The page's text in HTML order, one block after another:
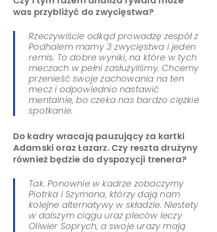
was przybliżyć do zwycięstwa?
Rzeczywiście odkąd prowadzę zespół z
Podhalem mamy 3 zwycięstwa i jeden
remis. To dobre wyniki, na które w tych
meczach w pełni zasłużyliśmy. Chcemy
przenieść swoje zachowania na ten
mecz i odpowiednio nastawić
mentalnie, bo czeka nas bardzo ciężkie
spotkanie.
Do kadry wracają pauzujący za kartki
Adamski oraz Łazarz. Czy reszta drużyny
również będzie do dyspozycji trenera?
Tak. Ponownie w kadrze zobaczymy
Piotrka i Szymona, którzy dają nam
kolejne alternatywy w składzie. Niestety
w dalszym ciągu uraz pleców leczy
Oliwier Soprych, a swoje urazy mają